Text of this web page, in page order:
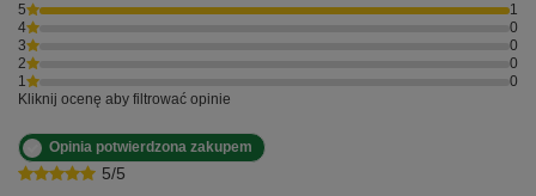
5
1
4
0
3
0
2
0
1
0
Kliknij ocenę aby filtrować opinie
5/5
Opinia potwierdzona zakupem